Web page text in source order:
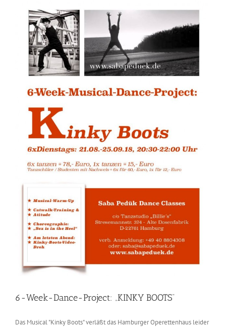
6-Week-Dance-Project: „KINKY BOOTS“
Das Musical "Kinky Boots" verläßt das Hamburger Operettenhaus leider